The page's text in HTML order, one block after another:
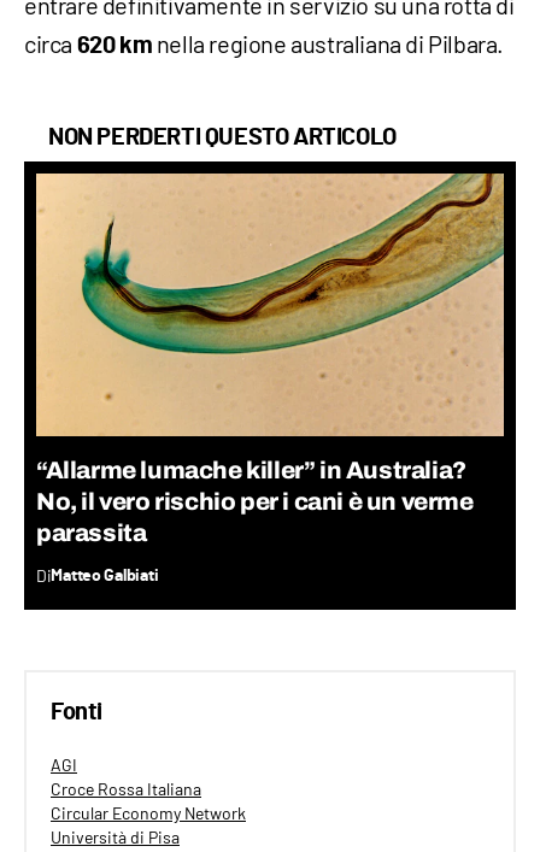
circa 620 km nella regione australiana di Pilbara.
NON PERDERTI QUESTO ARTICOLO
“Allarme lumache killer” in Australia?
No, il vero rischio per i cani è un verme
parassita
DiMatteo Galbiati
Fonti
AGI
Croce Rossa Italiana
Circular Economy Network
Università di Pisa